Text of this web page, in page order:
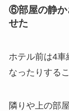
⑥部屋の静か
せた
ホテル前は4
なったりする
隣りや上の部